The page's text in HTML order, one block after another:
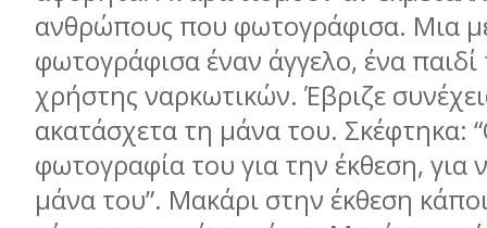
ανθρώπους που φωτογράφισα. Μια
φωτογράφισα έναν άγγελο, ένα
χρήστης ναρκωτικών. Έβριζε
ακατάσχετα τη µάνα του. Σκέφτηκα:
φωτογραφία του για την έκθεση, για
µάνα του”. Μακάρι στην έκθεση